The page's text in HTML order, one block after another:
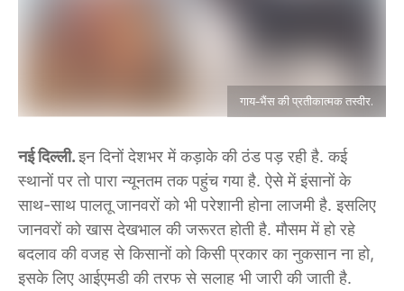
गाय-भैंस की प्रतीकात्मक तस्वीर.
नई दिल्ली.इन दिनों देशभर में कड़ाके की ठंड पड़ रही है. कई
स्थानों पर तो पारा न्यूनतम तक पहुंच गया है. ऐसे में इंसानों के
साथ-साथ पालतू जानवरों को भी परेशानी होना लाजमी है. इसलिए
जानवरों को खास देखभाल की जरूरत होती है. मौसम में हो रहे
बदलाव की वजह से किसानों को किसी प्रकार का नुकसान ना हो,
इसके लिए आईएमडी की तरफ से सलाह भी जारी की जाती है.